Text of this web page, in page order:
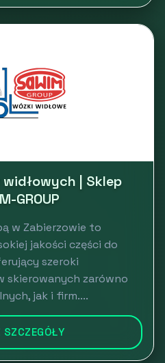
| Sklep
GROUP
w Zabierzowie to
jakości części do
szeroki
zarówno
jak i firm....
SZCZEGÓŁY